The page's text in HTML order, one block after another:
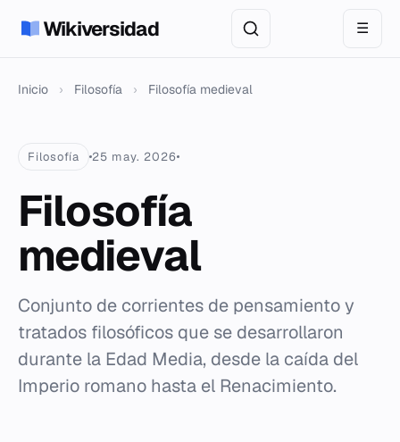
Wikiversidad ☰
Inicio › Filosofía › Filosofía medieval
Filosofía 25 may. 2026
Filosofía
medieval
Conjunto de corrientes de pensamiento y
tratados filosóficos que se desarrollaron
durante la Edad Media, desde la caída del
Imperio romano hasta el Renacimiento.